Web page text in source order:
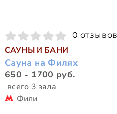
0 отзывов
САУНЫ И БАНИ
Сауна на Филях
650 - 1700 руб.
всего 3 зала
Фили